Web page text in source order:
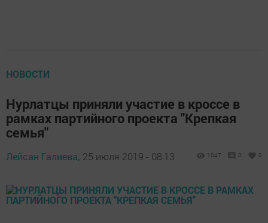
НОВОСТИ
Нурлатцы приняли участие в кроссе в
рамках партийного проекта "Крепкая
семья"
Лейсан Галиева, 25 июля 2019 - 08:13 1047 0 0